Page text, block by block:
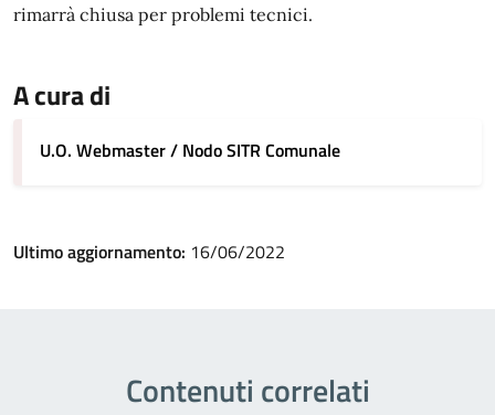
rimarrà chiusa per problemi tecnici.
A cura di
U.O. Webmaster / Nodo SITR Comunale
Ultimo aggiornamento: 16/06/2022
Contenuti correlati